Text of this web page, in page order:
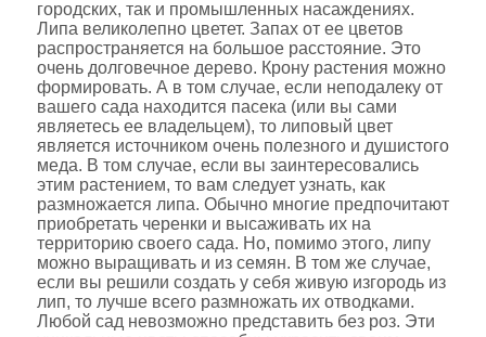
городских, так и промышленных насаждениях.
Липа великолепно цветет. Запах от ее цветов
распространяется на большое расстояние. Это
очень долговечное дерево. Крону растения можно
формировать. А в том случае, если неподалеку от
вашего сада находится пасека (или вы сами
являетесь ее владельцем), то липовый цвет
является источником очень полезного и душистого
меда. В том случае, если вы заинтересовались
этим растением, то вам следует узнать, как
размножается липа. Обычно многие предпочитают
приобретать черенки и высаживать их на
территорию своего сада. Но, помимо этого, липу
можно выращивать и из семян. В том же случае,
если вы решили создать у себя живую изгородь из
лип, то лучше всего размножать их отводками.
Любой сад невозможно представить без роз. Эти